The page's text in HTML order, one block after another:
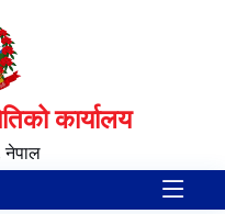
कार्यालय
नेपाल